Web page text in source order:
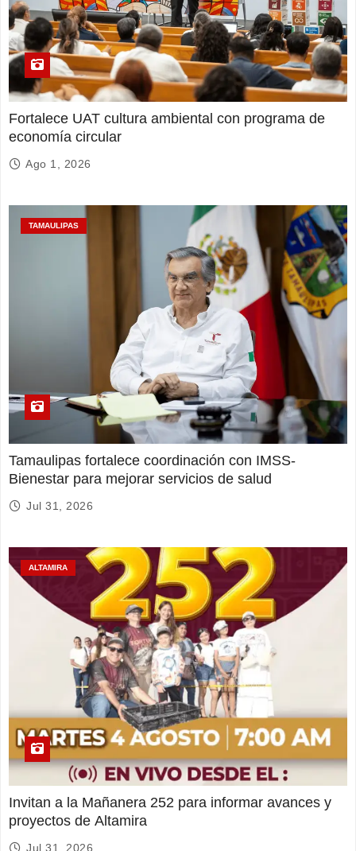
Fortalece UAT cultura ambiental con programa de
economía circular
Ago 1, 2026
TAMAULIPAS
Tamaulipas fortalece coordinación con IMSS-
Bienestar para mejorar servicios de salud
Jul 31, 2026
ALTAMIRA
Invitan a la Mañanera 252 para informar avances y
proyectos de Altamira
Jul 31, 2026